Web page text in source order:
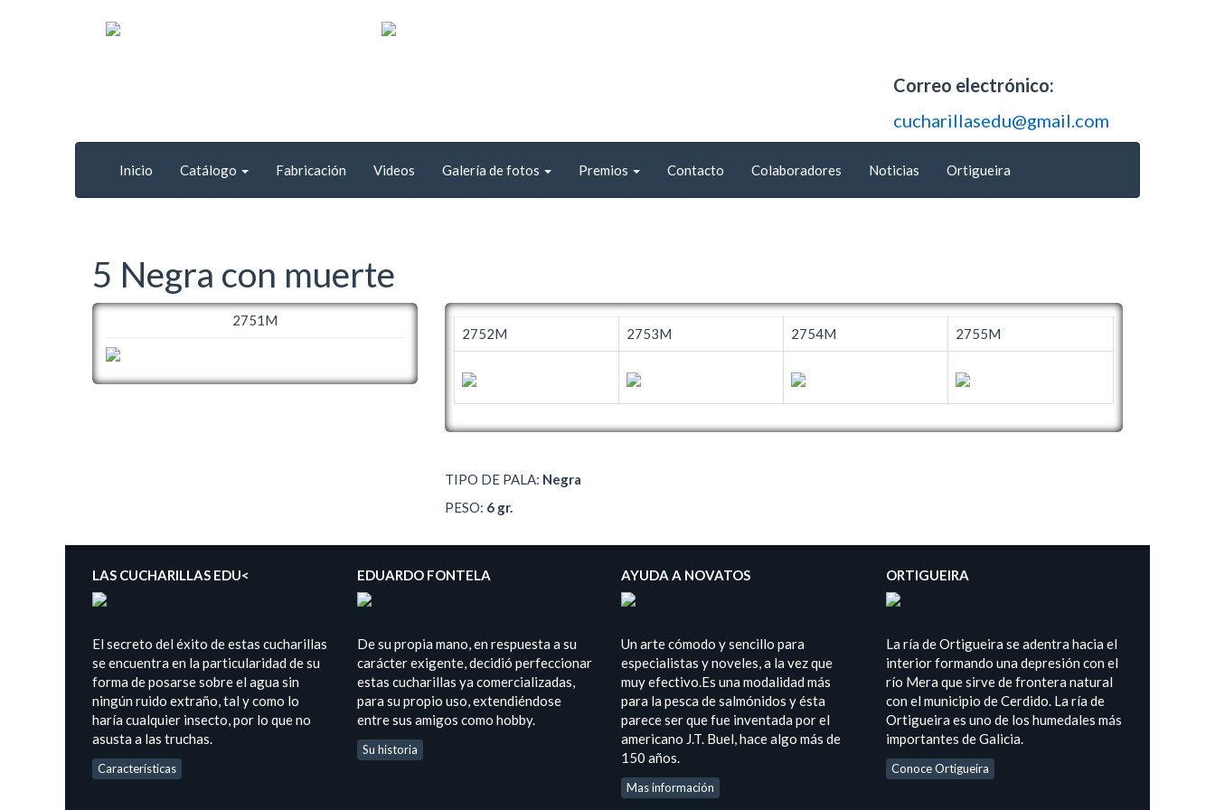
Correo electrónico:
cucharillasedu@gmail.com
Inicio Catálogo Fabricación Videos Galería de fotos Premios Contacto Colaboradores Noticias Ortigueira
5 Negra con muerte
2751M
2752M
2753M 2754M 2755M
TIPO DE PALA: Negra
PESO: 6 gr.
LAS CUCHARILLAS EDU<
El secreto del éxito de estas cucharillas
se encuentra en la particularidad de su
forma de posarse sobre el agua sin
ningún ruido extraño, tal y como lo
haría cualquier insecto, por lo que no
asusta a las truchas.
Características
EDUARDO FONTELA
De su propia mano, en respuesta a su
carácter exigente, decidió perfeccionar
estas cucharillas ya comercializadas,
para su propio uso, extendiéndose
entre sus amigos como hobby.
Su historia
AYUDA A NOVATOS
Un arte cómodo y sencillo para
especialistas y noveles, a la vez que
muy efectivo.Es una modalidad más
para la pesca de salmónidos y ésta
parece ser que fue inventada por el
americano J.T. Buel, hace algo más de
150 años.
Mas información
ORTIGUEIRA
La ría de Ortigueira se adentra hacia el
interior formando una depresión con el
río Mera que sirve de frontera natural
con el municipio de Cerdido. La ría de
Ortigueira es uno de los humedales más
importantes de Galicia.
Conoce Ortigueira